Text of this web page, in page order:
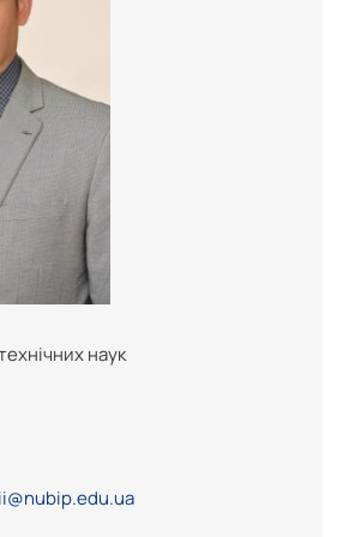
Петрович
Миколаївна
Василівна
Володимирович
Борисівна
Іванович
наук